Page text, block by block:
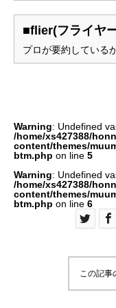
■flier(フライヤ
プロが要約している
Warning: Undefined
/home/xs427388/
content/themes/
btm.php on line 5
Warning: Undefined
/home/xs427388/
content/themes/
btm.php on line 6
この記事